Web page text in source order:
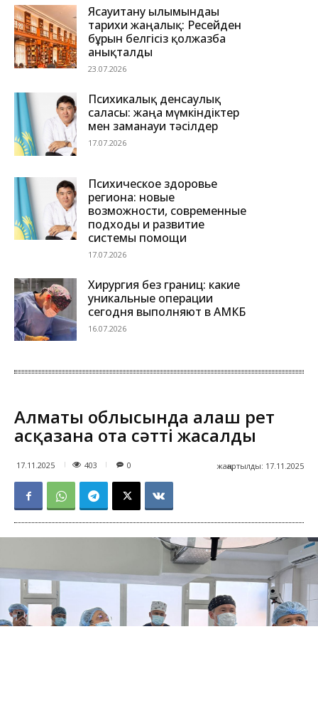
Ясауитану ғылымындағы
тарихи жаңалық: Ресейден
бұрын белгісіз қолжазба
анықталды
23.07.2026
Психикалық денсаулық
саласы: жаңа мүмкіндіктер
мен заманауи тәсілдер
17.07.2026
Психическое здоровье
региона: новые
возможности, современные
подходы и развитие
системы помощи
17.07.2026
Хирургия без границ: какие
уникальные операции
сегодня выполняют в АМКБ
16.07.2026